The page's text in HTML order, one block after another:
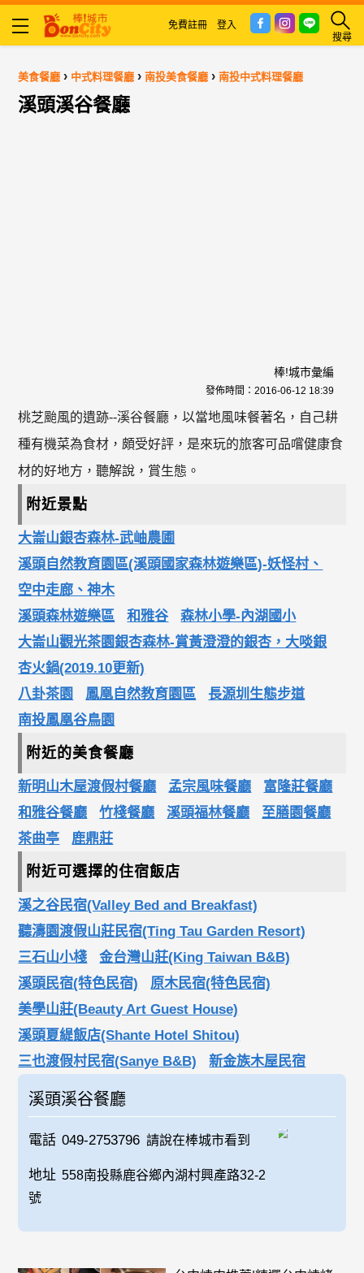
搜尋
免費註冊 登入
美食餐廳 › 中式料理餐廳 ›南投美食餐廳 ›南投中式料理餐廳
溪頭溪谷餐廳
棒!城市彙編
發佈時間： 2016-06-12 18:39
桃芝颱風的遺跡--溪谷餐廳，以當地風味餐著名，自己耕
種有機菜為食材，頗受好評，是來玩的旅客可品嚐健康食
材的好地方，聽解說，賞生態。
附近景點
大崙山銀杏森林-武岫農圃
溪頭自然教育園區(溪頭國家森林遊樂區)-妖怪村、
空中走廊、神木
溪頭森林遊樂區
和雅谷
森林小學-內湖國小
大崙山觀光茶園銀杏森林-賞黃澄澄的銀杏，大啖銀
杏火鍋(2019.10更新)
八卦茶園
鳳凰自然教育園區
長源圳生態步道
南投鳳凰谷鳥園
附近的美食餐廳
新明山木屋渡假村餐廳 孟宗風味餐廳
富隆莊餐廳
和雅谷餐廳
竹棧餐廳 溪頭福林餐廳
至膳園餐廳
茶曲亭
鹿鼎莊
附近可選擇的住宿飯店
溪之谷民宿(Valley Bed and Breakfast)
聽濤園渡假山莊民宿(Ting Tau Garden Resort)
三石山小棧
金台灣山莊(King Taiwan B&B)
溪頭民宿(特色民宿)
原木民宿(特色民宿)
美學山莊(Beauty Art Guest House)
溪頭夏緹飯店(Shante Hotel Shitou)
三也渡假村民宿(Sanye B&B)
新金族木屋民宿
溪頭溪谷餐廳
電話 049-2753796 請說在棒城市看到
地址 558南投縣鹿谷鄉內湖村興產路32-2
號